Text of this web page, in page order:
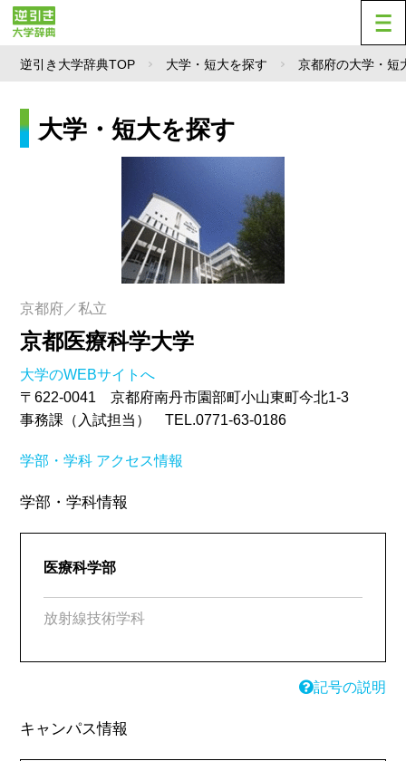
逆引き大学辞典TOP 大学・短大を探す 京都府の大学・短
大学・短大を探す
京都府／私立
京都医療科学大学
大学のWEBサイトへ
〒622-0041 京都府南丹市園部町小山東町今北1-3
事務課（入試担当） TEL.0771-63-0186
学部・学科 アクセス情報
学部・学科情報
医療科学部
放射線技術学科
記号の説明
キャンパス情報